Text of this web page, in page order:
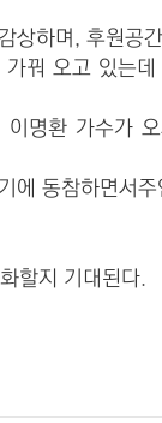
상하며, 후원공
꿔 오고 있는데
명환 가수가
에 동참하면서주
할지 기대된다.